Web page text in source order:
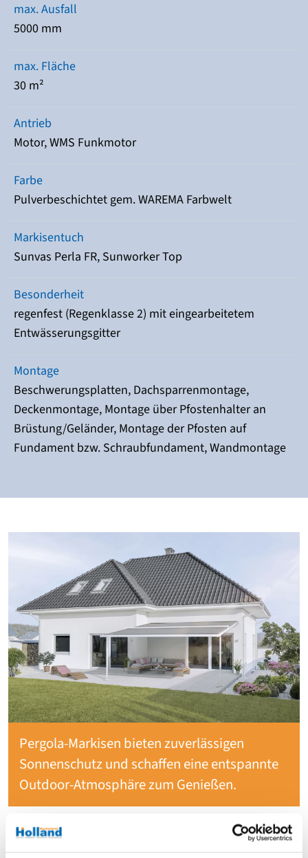
max. Ausfall
5000 mm
max. Fläche
30 m²
Antrieb
Motor, WMS Funkmotor
Farbe
Pulverbeschichtet gem. WAREMA Farbwelt
Markisentuch
Sunvas Perla FR, Sunworker Top
Besonderheit
regenfest (Regenklasse 2) mit eingearbeitetem
Entwässerungsgitter
Montage
Beschwerungsplatten, Dachsparrenmontage,
Deckenmontage, Montage über Pfostenhalter an
Brüstung/Geländer, Montage der Pfosten auf
Fundament bzw. Schraubfundament, Wandmontage
Pergola-Markisen bieten zuverlässigen
Sonnenschutz und schaffen eine entspannte
Outdoor-Atmosphäre zum Genießen.